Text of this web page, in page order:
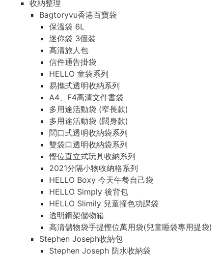
收納整理
Bagtoryvu香港百寶袋
保溫袋 6L
迷你袋 3個裝
高清旅人包
信件通告掛袋
HELLO 童袋系列
易攜式透明收納系列
A4、F4高清文件書袋
多用途活動袋 (窄長款)
多用途活動袋 (闊身款)
闊口式透明收納袋系列
雙袋口透明收納袋系列
慳位直立式玩具收納系列
2021分隔小物收納格系列
HELLO Boxy 今天午餐自己袋
HELLO Simply 後背包
HELLO Slimily 兒童撞色功課袋
透明鋼架儲物箱
高清儲物袋手提慳位萬用袋(兒童睡袋專用提袋)
Stephen Joseph收納包
Stephen Joseph 防水收納袋